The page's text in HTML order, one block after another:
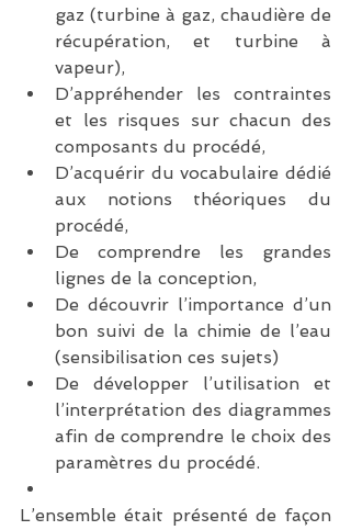
gaz (turbine à gaz, chaudière de
récupération, et turbine à
vapeur),
D’appréhender les contraintes
et les risques sur chacun des
composants du procédé,
D’acquérir du vocabulaire dédié
aux notions théoriques du
procédé,
De comprendre les grandes
lignes de la conception,
De découvrir l’importance d’un
bon suivi de la chimie de l’eau
(sensibilisation ces sujets)
De développer l’utilisation et
l’interprétation des diagrammes
afin de comprendre le choix des
paramètres du procédé.
L’ensemble était présenté de façon